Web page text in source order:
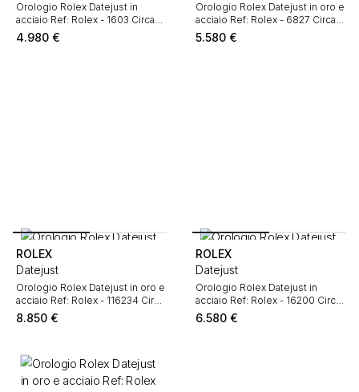
Orologio Rolex Datejust in
acciaio Ref: Rolex - 1603 Circa
1972
4.980 €
Orologio Rolex Datejust in oro e
acciaio Ref: Rolex - 6827 Circa
1982
5.580 €
ROLEX
Datejust
Orologio Rolex Datejust in oro e
acciaio Ref: Rolex - 116234 Circa
2013
8.850 €
ROLEX
Datejust
Orologio Rolex Datejust in
acciaio Ref: Rolex - 16200 Circa
1999
6.580 €